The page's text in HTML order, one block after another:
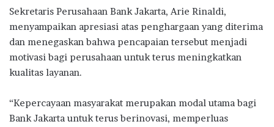
Sekretaris Perusahaan Bank Jakarta, Arie Rinaldi,
menyampaikan apresiasi atas penghargaan yang diterima
dan menegaskan bahwa pencapaian tersebut menjadi
motivasi bagi perusahaan untuk terus meningkatkan
kualitas layanan.
“Kepercayaan masyarakat merupakan modal utama bagi
Bank Jakarta untuk terus berinovasi, memperluas